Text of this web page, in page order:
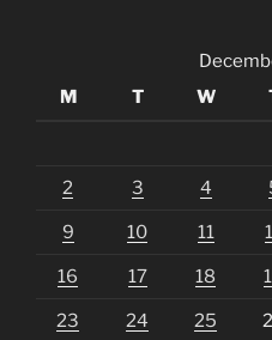
M
T W
2 3 4
9 10 11
16 17 18
23 24 25